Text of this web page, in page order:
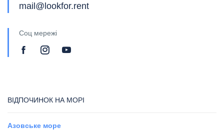
mail@lookfor.rent
Соц мережі
ВІДПОЧИНОК НА МОРІ
Азовське море